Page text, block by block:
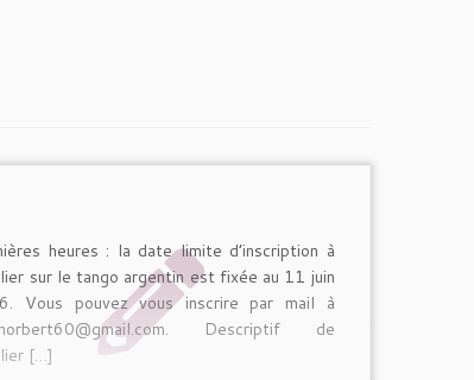
heures : la date limite d’inscription à
sur le tango argentin est fixée au 11 juin
Vous pouvez vous inscrire par mail à
Descriptif de
[…]